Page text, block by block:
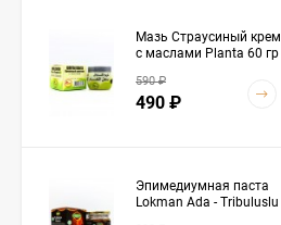
Мазь Страусиный крем
с маслами Planta 60 гр
590₽
490 ₽
Эпимедиумная паста
Lokman Ada - Tribuluslu